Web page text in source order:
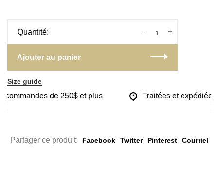
Quantité: +
-
Ajouter au panier
Size guide
de 250$ et plus Traitées et expédiées
Partager ce produit: Facebook Twitter Pinterest Courriel